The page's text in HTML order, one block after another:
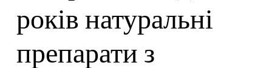
років натуральні
препарати з